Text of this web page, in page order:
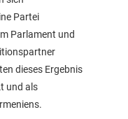
Partei
Parlament und
dieses Ergebnis
und als